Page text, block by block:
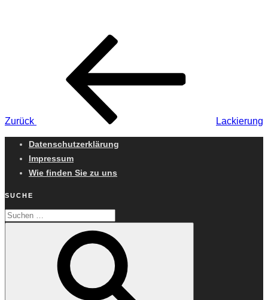
Beitragsnavigation
Zurück Lackierung
Datenschutzerklärung
Impressum
Wie finden Sie zu uns
SUCHE
Suchen